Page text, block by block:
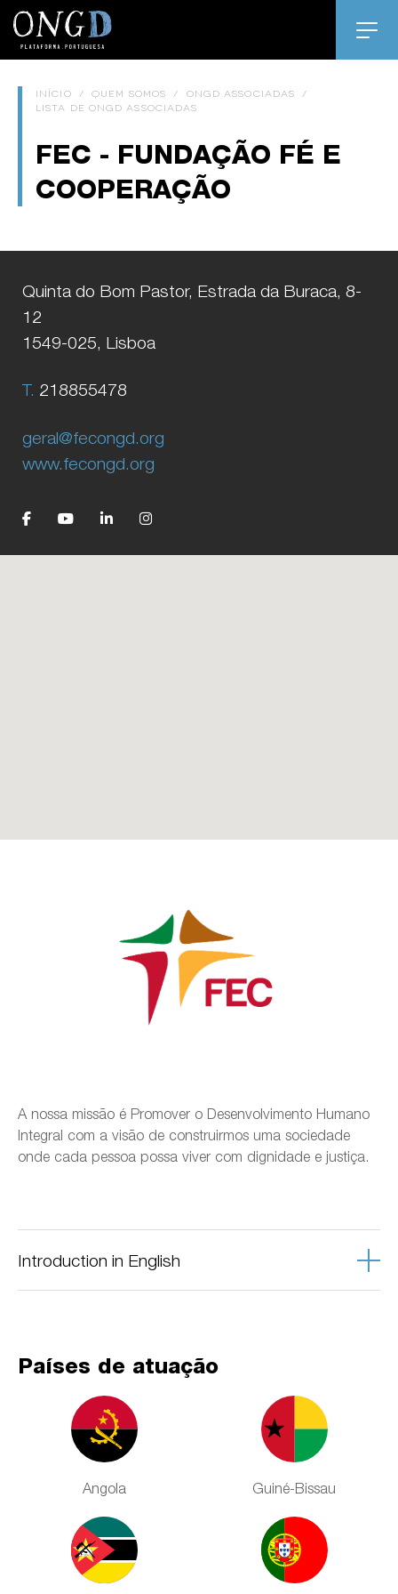
INÍCIO /QUEM SOMOS / ONGD ASSOCIADAS /
LISTA DE ONGD ASSOCIADAS
FEC - FUNDAÇÃO FÉ E
COOPERAÇÃO
Quinta do Bom Pastor, Estrada da Buraca, 8-
12
1549-025, Lisboa
T. 218855478
geral@fecongd.org
www.fecongd.org
A nossa missão é Promover o Desenvolvimento Humano
Integral com a visão de construirmos uma sociedade
onde cada pessoa possa viver com dignidade e justiça.
Introduction in English
Países de atuação
Angola Guiné-Bissau